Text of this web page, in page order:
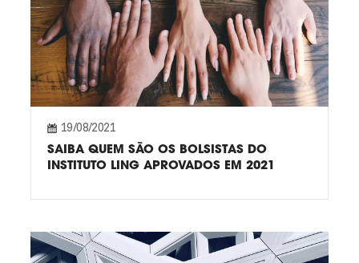
19/08/2021
SAIBA QUEM SÃO OS BOLSISTAS DO
INSTITUTO LING APROVADOS EM 2021